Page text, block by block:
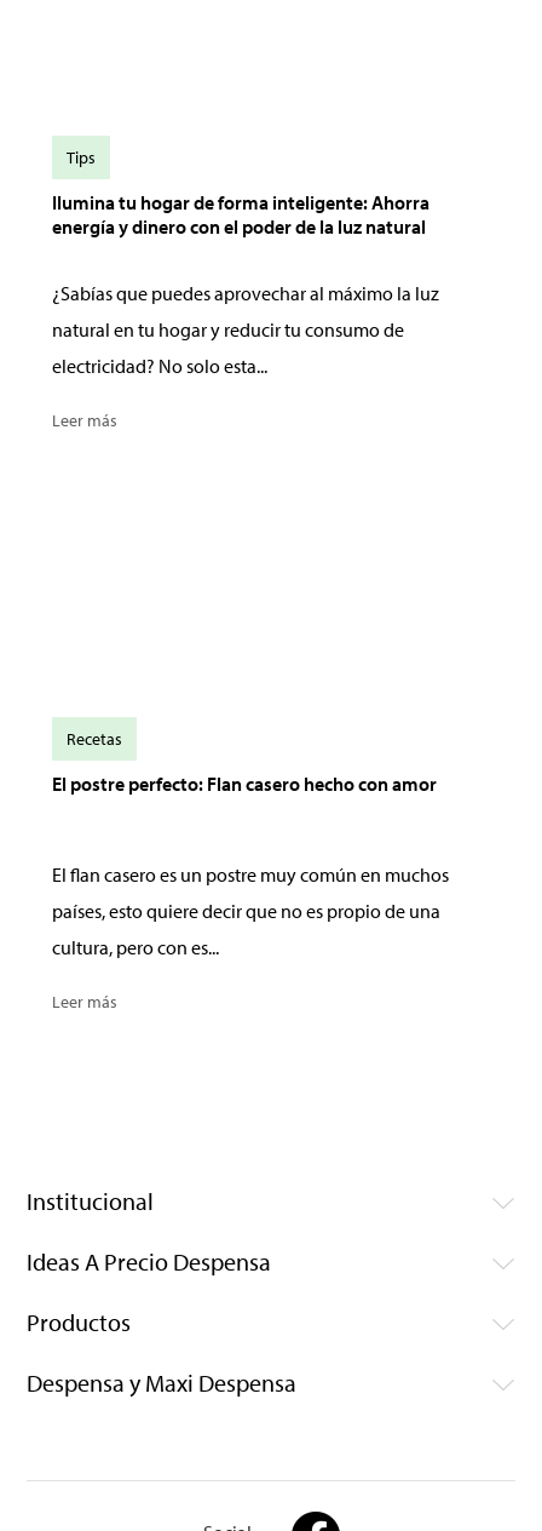
Ilumina tu hogar de forma inteligente: Ahorra
energía y dinero con el poder de la luz natural
¿Sabías que puedes aprovechar al máximo la luz
natural en tu hogar y reducir tu consumo de
electricidad? No solo esta...
Leer más
Tips
El postre perfecto: Flan casero hecho con amor
El flan casero es un postre muy común en muchos
países, esto quiere decir que no es propio de una
cultura, pero con es...
Leer más
Recetas
Institucional
Ideas A Precio Despensa
Productos
Despensa y Maxi Despensa